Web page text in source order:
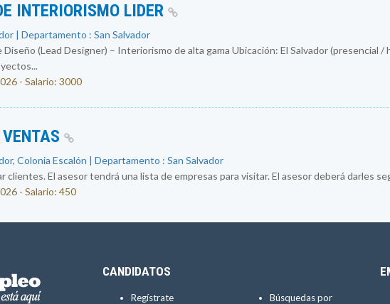
INTERIORISMO LIDER
| Departamento : San Salvador
(Lead Designer) – Interiorismo de alta gama Ubicación: El Salvador (presencial /
- Salario: 3000
Colonia Escalón | Departamento : San Salvador
clientes. El asesor tendrá una lista de empresas para visitar. El asesor deberá darles
- Salario: 450
CANDIDATOS
Regístrate Búsquedas por